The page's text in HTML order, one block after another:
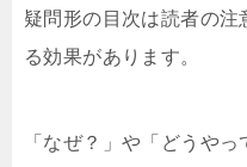
疑問形の目次は読者の
る効果があります。
「なぜ？」や「どうや